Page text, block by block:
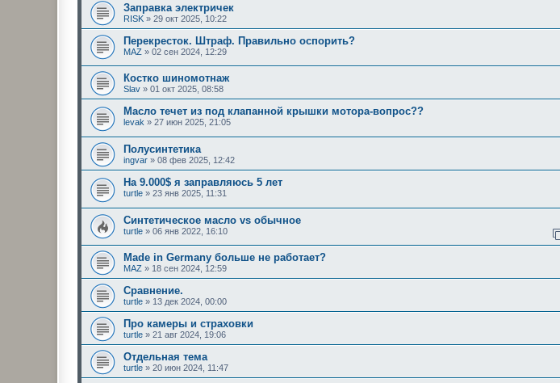
Заправка электричек
RISK » 29 окт 2025, 10:22
Перекресток. Штраф. Правильно оспорить?
MAZ » 02 сен 2024, 12:29
Костко шиномотнаж
Slav » 01 окт 2025, 08:58
Масло течет из под клапанной крышки мотора-вопрос??
levak » 27 июн 2025, 21:05
Полусинтетика
ingvar » 08 фев 2025, 12:42
На 9.000$ я заправляюсь 5 лет
turtle » 23 янв 2025, 11:31
Синтетическое масло vs обычное
turtle » 06 янв 2022, 16:10
Made in Germany больше не работает?
MAZ » 18 сен 2024, 12:59
Сравнение.
turtle » 13 дек 2024, 00:00
Про камеры и страховки
turtle » 21 авг 2024, 19:06
Отдельная тема
turtle » 20 июн 2024, 11:47